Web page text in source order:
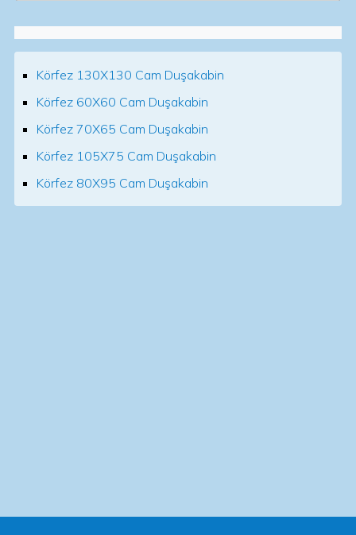
Körfez 130X130 Cam Duşakabin
Körfez 60X60 Cam Duşakabin
Körfez 70X65 Cam Duşakabin
Körfez 105X75 Cam Duşakabin
Körfez 80X95 Cam Duşakabin